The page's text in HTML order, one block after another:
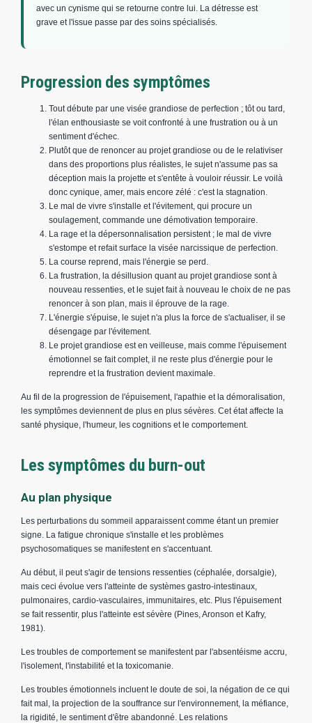
avec un cynisme qui se retourne contre lui. La détresse est
grave et l'issue passe par des soins spécialisés.
Progression des symptômes
Tout débute par une visée grandiose de perfection ; tôt ou tard,
l'élan enthousiaste se voit confronté à une frustration ou à un
sentiment d'échec.
Plutôt que de renoncer au projet grandiose ou de le relativiser
dans des proportions plus réalistes, le sujet n'assume pas sa
déception mais la projette et s'entête à vouloir réussir. Le voilà
donc cynique, amer, mais encore zélé : c'est la stagnation.
Le mal de vivre s'installe et l'évitement, qui procure un
soulagement, commande une démotivation temporaire.
La rage et la dépersonnalisation persistent ; le mal de vivre
s'estompe et refait surface la visée narcissique de perfection.
La course reprend, mais l'énergie se perd.
La frustration, la désillusion quant au projet grandiose sont à
nouveau ressenties, et le sujet fait à nouveau le choix de ne pas
renoncer à son plan, mais il éprouve de la rage.
L'énergie s'épuise, le sujet n'a plus la force de s'actualiser, il se
désengage par l'évitement.
Le projet grandiose est en veilleuse, mais comme l'épuisement
émotionnel se fait complet, il ne reste plus d'énergie pour le
reprendre et la frustration devient maximale.
Au fil de la progression de l'épuisement, l'apathie et la démoralisation,
les symptômes deviennent de plus en plus sévères. Cet état affecte la
santé physique, l'humeur, les cognitions et le comportement.
Les symptômes du burn-out
Au plan physique
Les perturbations du sommeil apparaissent comme étant un premier
signe. La fatigue chronique s'installe et les problèmes
psychosomatiques se manifestent en s'accentuant.
Au début, il peut s'agir de tensions ressenties (céphalée, dorsalgie),
mais ceci évolue vers l'atteinte de systèmes gastro-intestinaux,
pulmonaires, cardio-vasculaires, immunitaires, etc. Plus l'épuisement
se fait ressentir, plus l'atteinte est sévère (Pines, Aronson et Kafry,
1981).
Les troubles de comportement se manifestent par l'absentéisme accru,
l'isolement, l'instabilité et la toxicomanie.
Les troubles émotionnels incluent le doute de soi, la négation de ce qui
fait mal, la projection de la souffrance sur l'environnement, la méfiance,
la rigidité, le sentiment d'être abandonné. Les relations